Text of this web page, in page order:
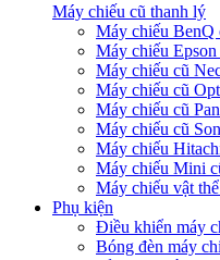
Máy chiếu cũ thanh lý
Máy chiếu BenQ
Máy chiếu Epson
Máy chiếu cũ
Máy chiếu cũ
Máy chiếu cũ
Máy chiếu cũ
Máy chiếu
Máy chiếu Mini
Máy chiếu vật
Phụ kiện
Điều khiển máy
Bóng đèn máy